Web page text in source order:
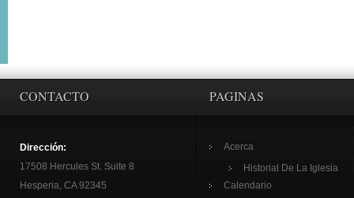
CONTACTO
Dirección:
17508 Hercules St. Suite 8
Hesperia, CA 92345
PAGINAS
Acerca
Historial De La Iglesia
Calendario